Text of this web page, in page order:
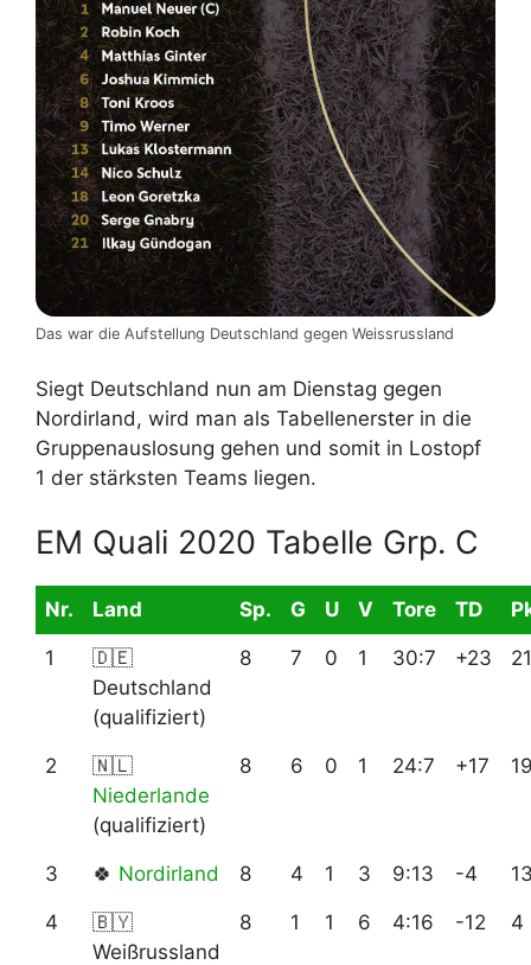
Das war die Aufstellung Deutschland gegen Weissrussland
Siegt Deutschland nun am Dienstag gegen
Nordirland, wird man als Tabellenerster in die
Gruppenauslosung gehen und somit in Lostopf
1 der stärksten Teams liegen.
EM Quali 2020 Tabelle Grp. C
Nr. Land Sp. G U V Tore TD
1
🇩🇪
Deutschland
(qualifiziert)
8 7 0 1 30:7 +23 21
2
🇳🇱
Niederlande
(qualifiziert)
8 6 0 1 24:7 +17
3 🍀 Nordirland 8 4 1 3 9:13 -4
4
🇧🇾
Weißrussland
8 1 1 6 4:16 -12 4